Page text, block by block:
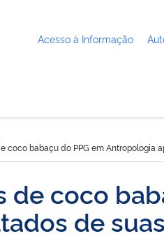
Acesso à Informação
coco babaçu do PPG em
coco
de